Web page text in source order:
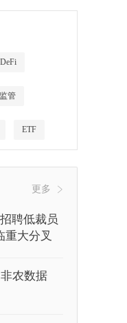
DeFi
监管
ETF
更多
聘低裁员
重大分叉
农数据